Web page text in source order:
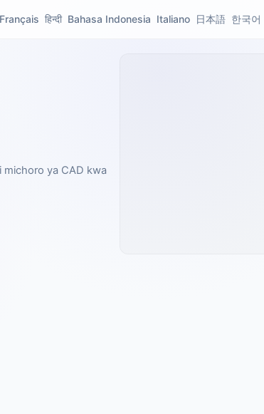
Français हिन्दी Bahasa Indonesia Italiano 日本語 한국어
michoro ya CAD kwa